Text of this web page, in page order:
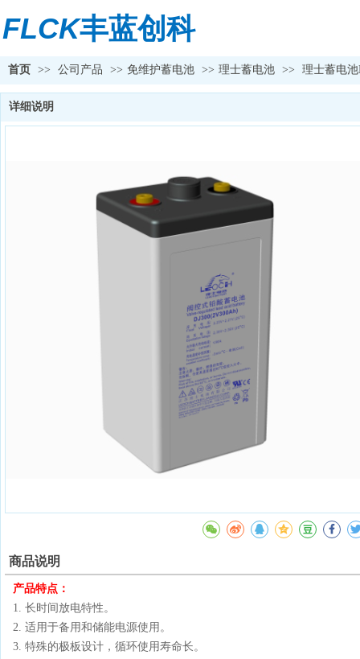
FLCK丰蓝创科
首页 >> 公司产品 >> 免维护蓄电池 >> 理士蓄电池 >> 理士蓄电池
详细说明
商品说明
产品特点：
1. 长时间放电特性。
2. 适用于备用和储能电源使用。
3. 特殊的极板设计，循环使用寿命长。